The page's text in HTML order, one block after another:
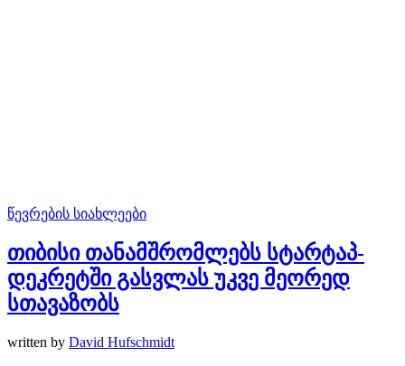
წევრების სიახლეები
თიბისი თანამშრომლებს სტარტაპ-
დეკრეტში გასვლას უკვე მეორედ
სთავაზობს
written by David Hufschmidt